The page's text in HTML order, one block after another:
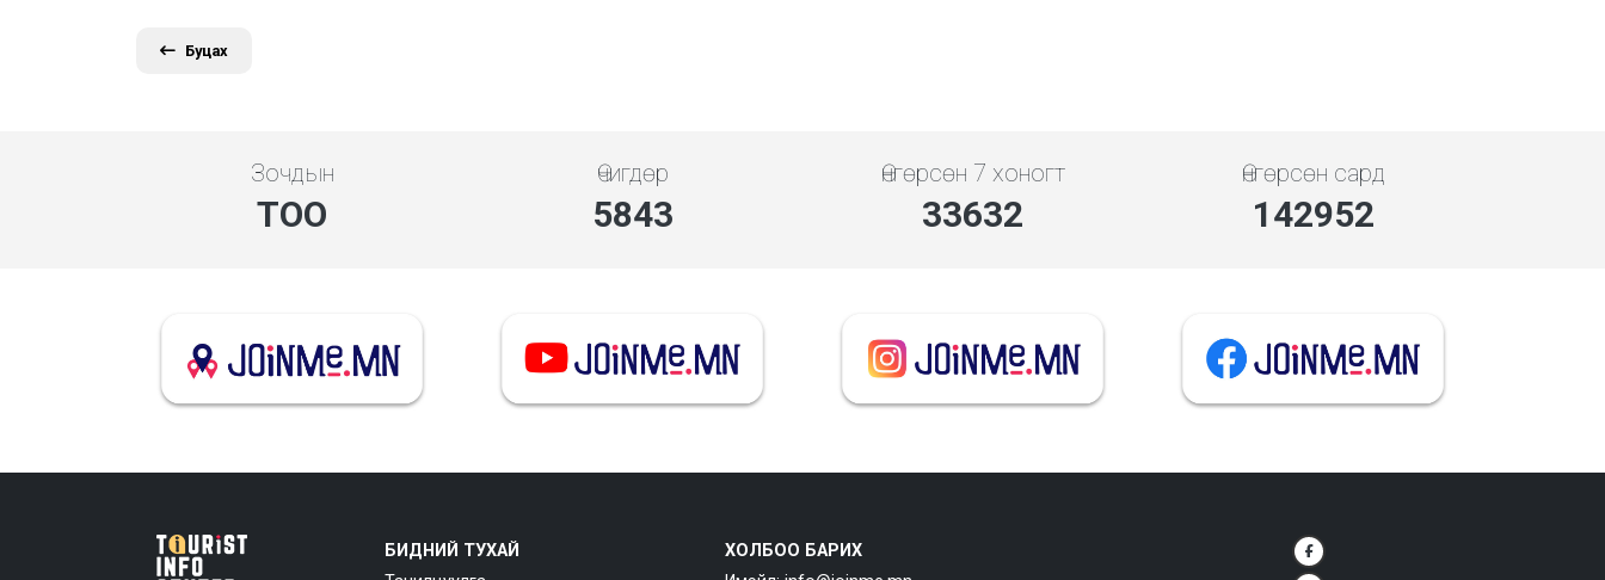
Буцах
Зочдын
ТОО
Өчигдөр
5843
Өнгөрсөн 7 хоногт
33632
Өнгөрсөн сард
142952
БИДНИЙ ТУХАЙ
ХОЛБОО БАРИХ